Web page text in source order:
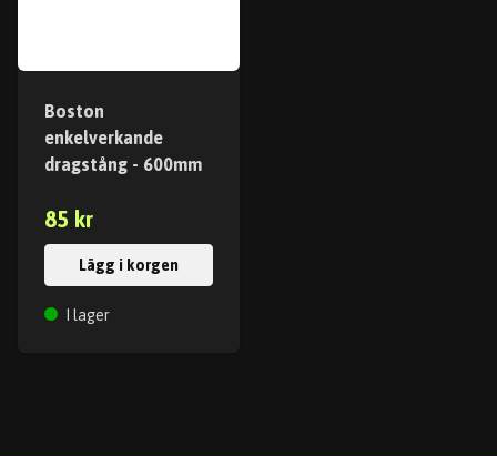
Boston
enkelverkande
dragstång - 600mm
85 kr
Lägg i korgen
I lager